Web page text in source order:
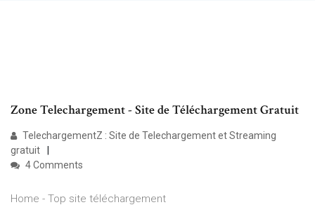
Zone Telechargement - Site de Téléchargement Gratuit
TelechargementZ : Site de Telechargement et Streaming
gratuit
4 Comments
Home - Top site téléchargement